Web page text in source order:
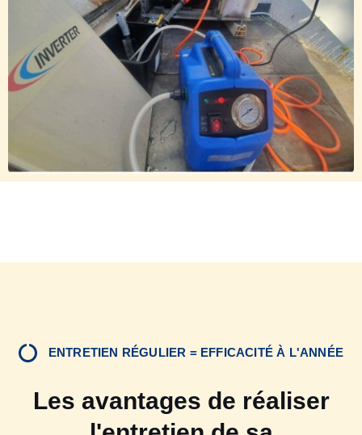
ENTRETIEN RÉGULIER = EFFICACITÉ À L'ANNÉE
Les avantages de réaliser